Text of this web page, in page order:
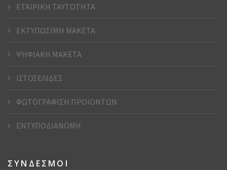
ΕΤΑΙΡΙΚΗ ΤΑΥΤΟΤΗΤΑ
ΕΚΤΥΠΩΣΙΜΗ ΜΑΚΕΤΑ
ΨΗΦΙΑΚΗ ΜΑΚΕΤΑ
ΙΣΤΟΣΕΛΙΔΕΣ
ΦΩΤΟΓΡΑΦΙΣΗ ΠΡΟΙΟΝΤΩΝ
ΕΝΤΥΠΟΔΙΑΝΟΜΗ
ΣΥΝΔΕΣΜΟΙ